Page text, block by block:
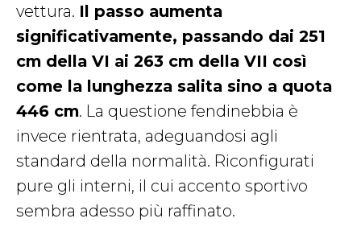
vettura. Il passo aumenta
significativamente, passando dai 251
cm della VI ai 263 cm della VII così
come la lunghezza salita sino a quota
446 cm. La questione fendinebbia è
invece rientrata, adeguandosi agli
standard della normalità. Riconfigurati
pure gli interni, il cui accento sportivo
sembra adesso più raffinato.